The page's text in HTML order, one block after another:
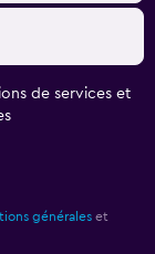
de services et
générales et